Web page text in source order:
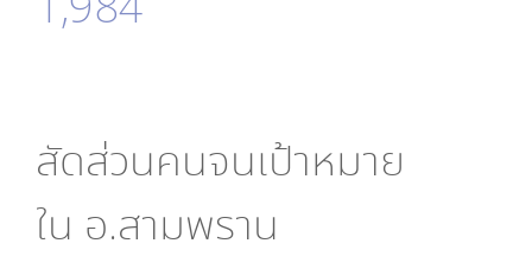
สัดส่วนคนจนเป้าหมาย
ใน อ.สามพราน